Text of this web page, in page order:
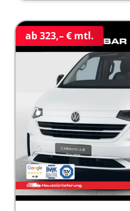
ab 323,– € mtl.